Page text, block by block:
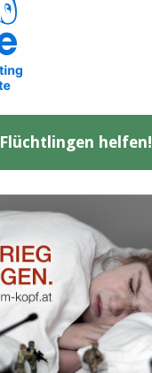
Flüchtlingen helfen!